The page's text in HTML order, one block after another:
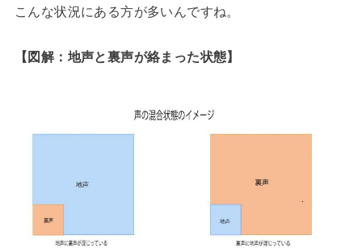
こんな状況にある方が多いんですね。
【図解：地声と裏声が絡まった状態】